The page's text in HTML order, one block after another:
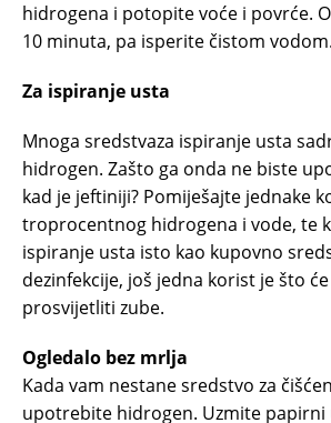
hidrogena i potopite voće i povrće.
10 minuta, pa isperite čistom vodom.
Za ispiranje usta
Mnoga sredstvaza ispiranje usta
hidrogen. Zašto ga onda ne biste
kad je jeftiniji? Pomiješajte jednake
troprocentnog hidrogena i vode, te
ispiranje usta isto kao kupovno
dezinfekcije, još jedna korist je što
prosvijetliti zube.
Ogledalo bez mrlja
Kada vam nestane sredstvo za
upotrebite hidrogen. Uzmite